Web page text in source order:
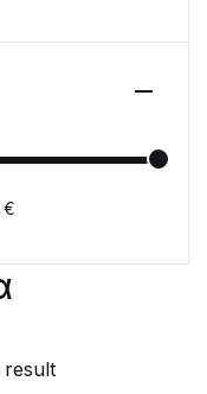
result
€